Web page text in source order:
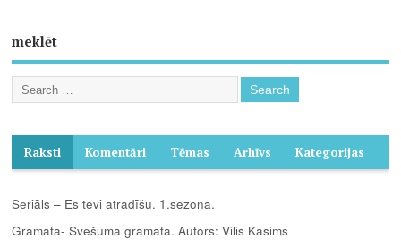
meklēt
Raksti Komentāri Tēmas Arhīvs Kategorijas
Seriāls – Es tevi atradīšu. 1.sezona.
Grāmata- Svešuma grāmata. Autors: Vilis Kasims